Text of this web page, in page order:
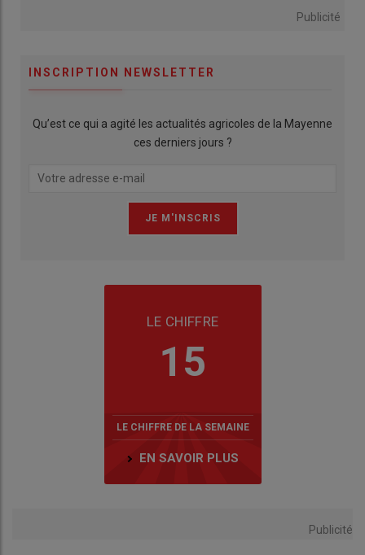
Publicité
INSCRIPTION NEWSLETTER
Qu’est ce qui a agité les actualités agricoles de la Mayenne
ces derniers jours ?
LE CHIFFRE
15
LE CHIFFRE DE LA SEMAINE
EN SAVOIR PLUS
Publicité